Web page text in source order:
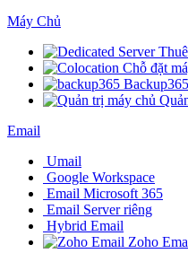
Máy Chủ
Chỗ đặt
Backup365
Email
Umail
Google Workspace
Email Microsoft 365
Email Server riêng
Hybrid Email
Zoho